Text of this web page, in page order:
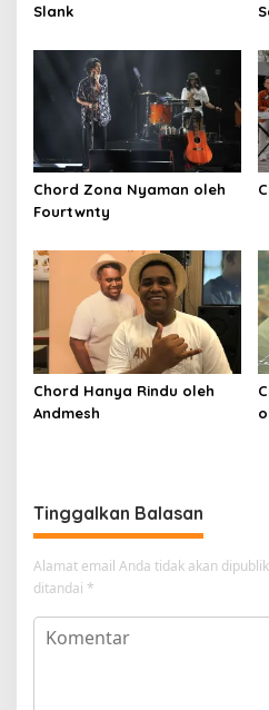
Slank
Chord Zona Nyaman oleh
Fourtwnty
Chord Hanya Rindu oleh
Andmesh
Tinggalkan Balasan
Alamat email Anda tidak akan
ditandai *